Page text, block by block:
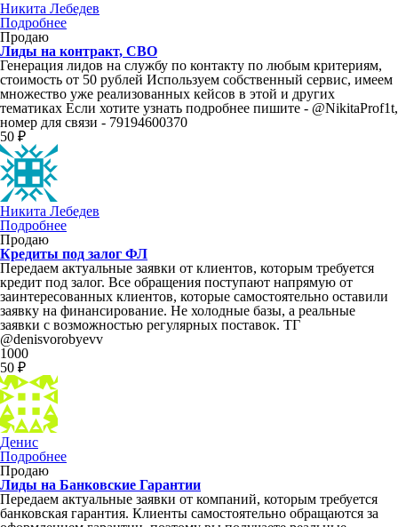
Никита Лебедев
Подробнее
Продаю
Лиды на контракт, СВО
Генерация лидов на службу по контакту по любым критериям,
стоимость от 50 рублей Используем собственный сервис, имеем
множество уже реализованных кейсов в этой и других
тематиках Если хотите узнать подробнее пишите - @NikitaProf1t,
номер для связи - 79194600370
50 ₽
Никита Лебедев
Подробнее
Продаю
Кредиты под залог ФЛ
Передаем актуальные заявки от клиентов, которым требуется
кредит под залог. Все обращения поступают напрямую от
заинтересованных клиентов, которые самостоятельно оставили
заявку на финансирование. Не холодные базы, а реальные
заявки с возможностью регулярных поставок. ТГ
@denisvorobyevv
1000
50 ₽
Денис
Подробнее
Продаю
Лиды на Банковские Гарантии
Передаем актуальные заявки от компаний, которым требуется
банковская гарантия. Клиенты самостоятельно обращаются за